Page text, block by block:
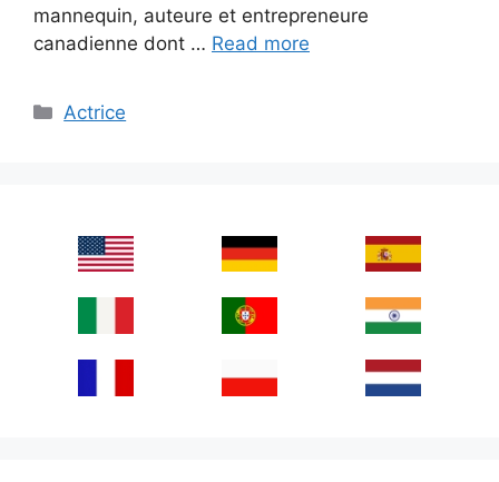
mannequin, auteure et entrepreneure
canadienne dont … Read more
Categories
Actrice